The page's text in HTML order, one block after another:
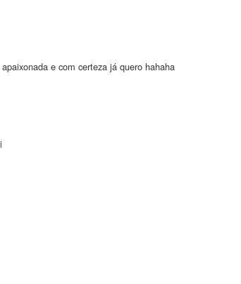
e com certeza já quero hahaha